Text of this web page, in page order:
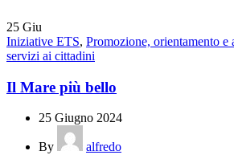
25 Giu
Iniziative ETS, Promozione, orientamento e
servizi ai cittadini
Il Mare più bello
25 Giugno 2024
By
alfredo